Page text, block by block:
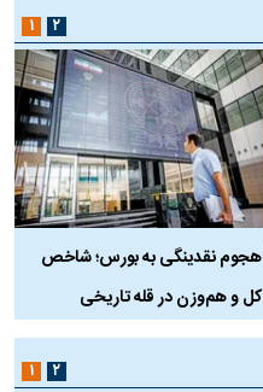
هجوم نقدینگی به بورس؛ شاخص
کل و هم‌وزن در قله تاریخی
۱ ۲
۱ ۲